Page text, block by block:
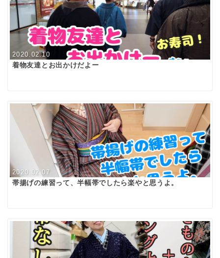
2020.02.10
着物友達とお出かけだよー
2020.02.07
帯揚げの練習って、半幅帯でしたら楽やと思うよ。